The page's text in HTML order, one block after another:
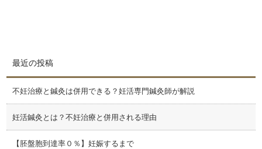
最近の投稿
不妊治療と鍼灸は併用できる？妊活専門鍼灸師が解説
妊活鍼灸とは？不妊治療と併用される理由
【胚盤胞到達率０％】妊娠するまで